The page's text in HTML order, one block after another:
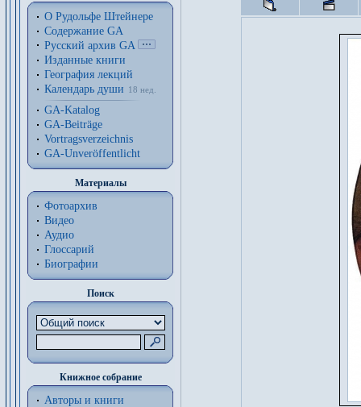
О Рудольфе Штейнере
Содержание GA
Русский архив GA
Изданные книги
География лекций
Календарь души
18 нед.
GA-Katalog
GA-Beiträge
Vortragsverzeichnis
GA-Unveröffentlicht
Материалы
Фотоархив
Видео
Аудио
Глоссарий
Биографии
Поиск
Книжное собрание
Авторы и книги